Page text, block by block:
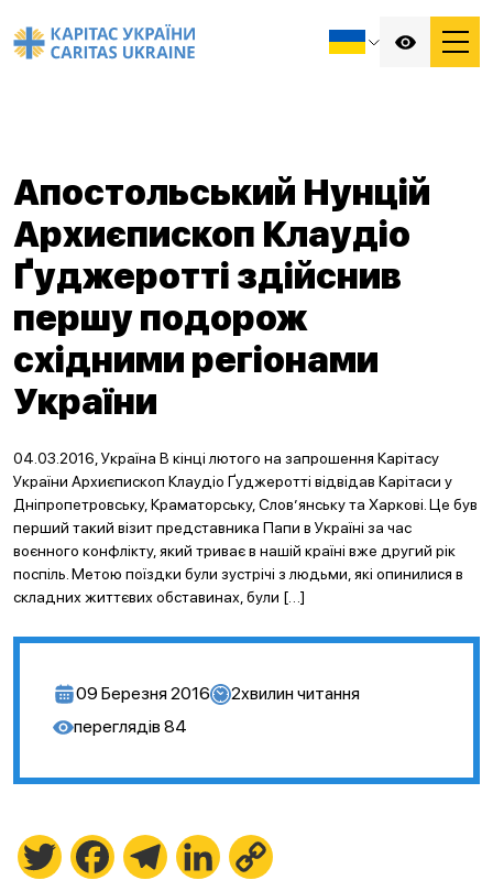
Апостольський Нунцій
Архиєпископ Клаудіо
Ґуджеротті здійснив
першу подорож
східними регіонами
України
04.03.2016, Україна В кінці лютого на запрошення Карітасу
України Архиєпископ Клаудіо Ґуджеротті відвідав Карітаси у
Дніпропетровську, Краматорську, Слов’янську та Харкові. Це був
перший такий візит представника Папи в Україні за час
воєнного конфлікту, який триває в нашій країні вже другий рік
поспіль. Метою поїздки були зустрічі з людьми, які опинилися в
складних життєвих обставинах, були […]
09 Березня 2016 2хвилин читання
переглядів 84
Twitter FacebookTelegramLinkedIn